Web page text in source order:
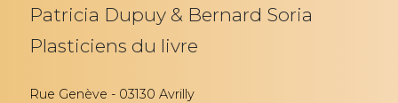
Patricia Dupuy & Bernard Soria
Plasticiens du livre
Rue Genève - 03130 Avrilly